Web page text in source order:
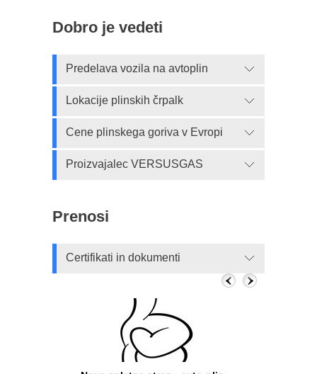
Dobro je vedeti
Predelava vozila na avtoplin
Lokacije plinskih črpalk
Cene plinskega goriva v Evropi
Proizvajalec VERSUSGAS
Prenosi
Certifikati in dokumenti